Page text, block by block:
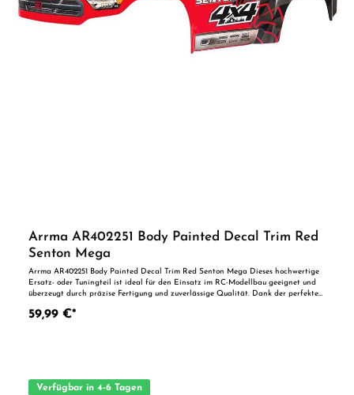
Arrma AR402251 Body Painted Decal Trim Red
Senton Mega
Arrma AR402251 Body Painted Decal Trim Red Senton Mega Dieses hochwertige
Ersatz- oder Tuningteil ist ideal für den Einsatz im RC-Modellbau geeignet und
überzeugt durch präzise Fertigung und zuverlässige Qualität. Dank der perfekten
geeignet. Vorteile auf einen Blick: Passgenaue Verarbeitung Geeignet für
59,99 €*
Verfügbar in 4-6 Tagen